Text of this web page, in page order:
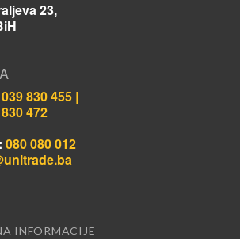
23,
039 830 455 |
472
080 080 012
INFORMACIJE